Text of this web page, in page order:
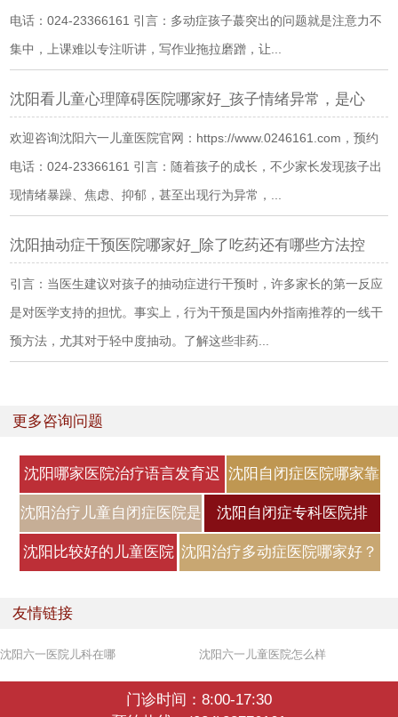
电话：024-23366161 引言：多动症孩子蕞突出的问题就是注意力不
集中，上课难以专注听讲，写作业拖拉磨蹭，让...
沈阳看儿童心理障碍医院哪家好_孩子情绪异常，是心
欢迎咨询沈阳六一儿童医院官网：https://www.0246161.com，预约
电话：024-23366161 引言：随着孩子的成长，不少家长发现孩子出
现情绪暴躁、焦虑、抑郁，甚至出现行为异常，...
沈阳抽动症干预医院哪家好_除了吃药还有哪些方法控
引言：当医生建议对孩子的抽动症进行干预时，许多家长的第一反应
是对医学支持的担忧。事实上，行为干预是国内外指南推荐的一线干
预方法，尤其对于轻中度抽动。了解这些非药...
更多咨询问题
沈阳哪家医院治疗语言发育迟
缓好
沈阳自闭症医院哪家靠
谱？自闭症
沈阳治疗儿童自闭症医院是
哪家？
沈阳自闭症专科医院排
名，自闭症
沈阳比较好的儿童医院 沈阳治疗多动症医院哪家好？
友情链接
沈阳六一医院儿科在哪 沈阳六一儿童医院怎么样
门诊时间：8:00-17:30